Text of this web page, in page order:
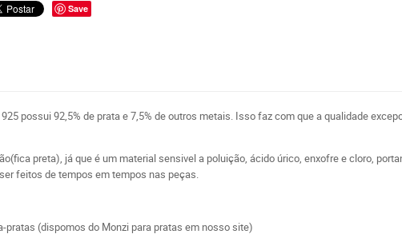
Save
possui 92,5% de prata e 7,5% de outros metais. Isso faz com que a qualidade
preta), já que é um material sensivel a poluição, ácido úrico, enxofre e cloro,
feitos de tempos em tempos nas peças.
pratas (dispomos do Monzi para pratas em nosso site)